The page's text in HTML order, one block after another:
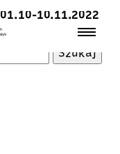
01.10-10.11.2022